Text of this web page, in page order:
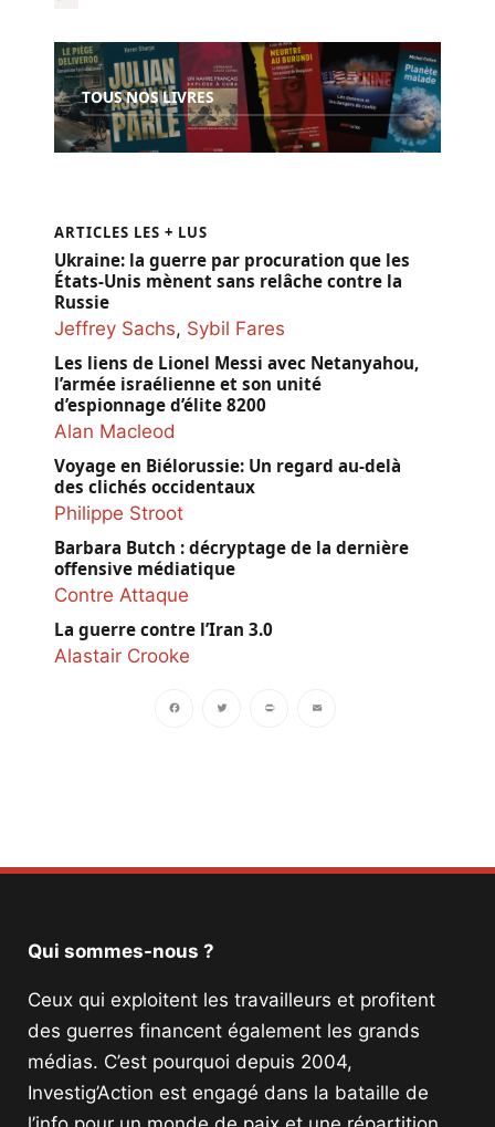
TOUS NOS LIVRES
ARTICLES LES + LUS
Ukraine: la guerre par procuration que les
États-Unis mènent sans relâche contre la
Russie
Jeffrey Sachs, Sybil Fares
Les liens de Lionel Messi avec Netanyahou,
l’armée israélienne et son unité
d’espionnage d’élite 8200
Alan Macleod
Voyage en Biélorussie: Un regard au-delà
des clichés occidentaux
Philippe Stroot
Barbara Butch : décryptage de la dernière
offensive médiatique
Contre Attaque
La guerre contre l’Iran 3.0
Alastair Crooke
Qui sommes-nous ?
Ceux qui exploitent les travailleurs et profitent
des guerres financent également les grands
médias. C’est pourquoi depuis 2004,
Investig’Action est engagé dans la bataille de